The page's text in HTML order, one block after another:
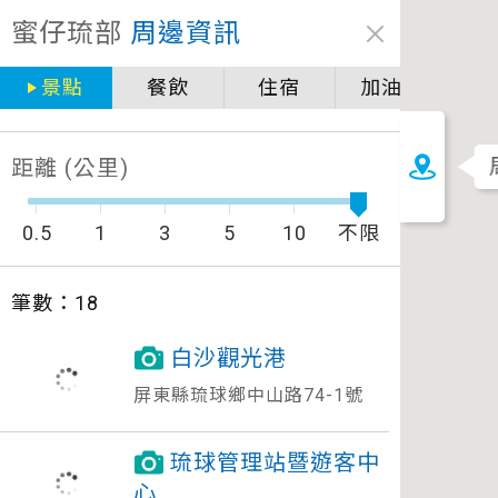
圖例說明
景點
飲水
餐飲
無障礙廁所
急救箱
資訊服務站
上下月台
蜜仔琉部 周邊資訊
景點 餐飲 住宿 加油站
距離 (公里)
0.5 1 3 5 10 不限
筆數： 18
白沙觀光港
屏東縣琉球鄉中山路74-1號
琉球管理站暨遊客中